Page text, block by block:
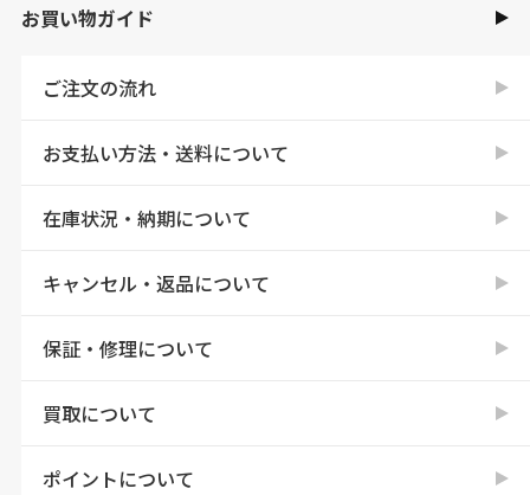
お買い物ガイド
ご注文の流れ
お支払い方法・送料について
在庫状況・納期について
キャンセル・返品について
保証・修理について
買取について
ポイントについて